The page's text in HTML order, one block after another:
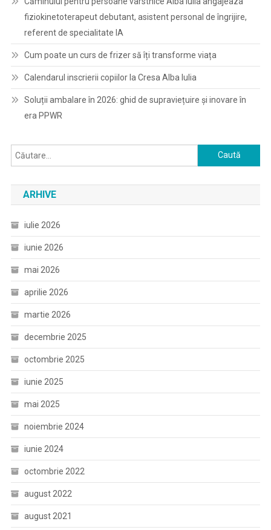
fiziokinetoterapeut debutant, asistent personal de îngrijire,
referent de specialitate IA
Cum poate un curs de frizer să îți transforme viața
Calendarul inscrierii copiilor la Cresa Alba Iulia
Soluții ambalare în 2026: ghid de supraviețuire și inovare în
era PPWR
Caută
după:
ARHIVE
iulie 2026
iunie 2026
mai 2026
aprilie 2026
martie 2026
decembrie 2025
octombrie 2025
iunie 2025
mai 2025
noiembrie 2024
iunie 2024
octombrie 2022
august 2022
august 2021